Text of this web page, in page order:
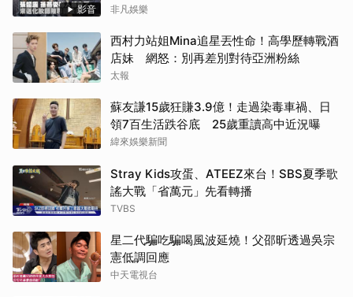
影音 非凡娛樂
西村力站姐Mina追星丟性命！高學歷轉戰酒
店妹 網怒：別再差別對待亞洲粉絲
太報
蘇友謙15歲狂賺3.9億！走過染毒車禍、日
領7百生活跌谷底 25歲重讀高中近況曝
緯來娛樂新聞
Stray Kids攻蛋、ATEEZ來台！SBS夏季歌
謠大戰「省萬元」先看轉播
TVBS
星二代騙吃騙喝風波延燒！父邵昕透過吳宗
憲低調回應
中天電視台